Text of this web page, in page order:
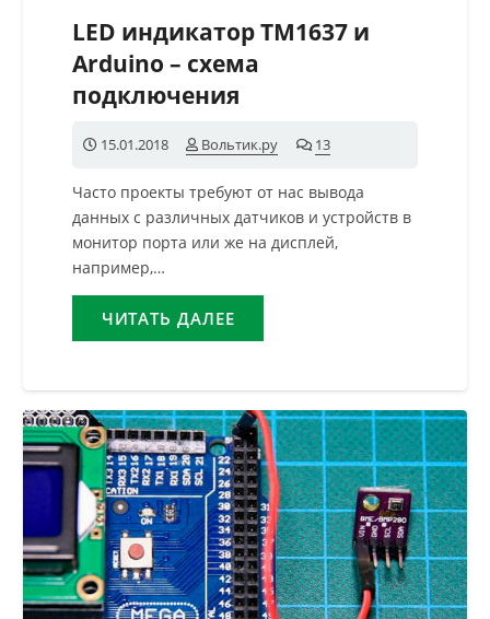
LED индикатор TM1637 и
Arduino – схема
подключения
15.01.2018 Вольтик.ру 13
Часто проекты требуют от нас вывода
данных с различных датчиков и устройств в
монитор порта или же на дисплей,
например,…
ЧИТАТЬ ДАЛЕЕ